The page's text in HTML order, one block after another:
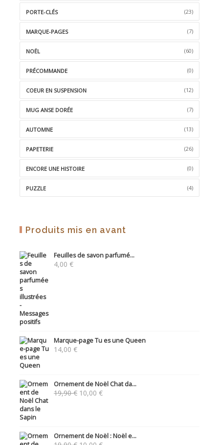
PORTE-CLÉS (23)
MARQUE-PAGES (7)
NOËL (60)
PRÉCOMMANDE (0)
COEUR EN SUSPENSION (12)
MUG ANSE DORÉE (7)
AUTOMNE (13)
PAPETERIE (26)
ENCORE UNE HISTOIRE (0)
PUZZLE (4)
Produits mis en avant
Feuilles de savon parfumé...
4,00 €
Marque-page Tu es une Queen
14,00 €
Ornement de Noël Chat da...
19,90€ Le
10,00 €Le
Ornement de Noël : Noël e...